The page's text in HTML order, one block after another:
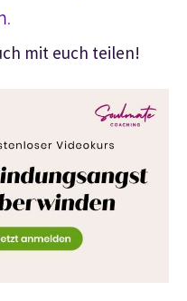
mit euch teilen!